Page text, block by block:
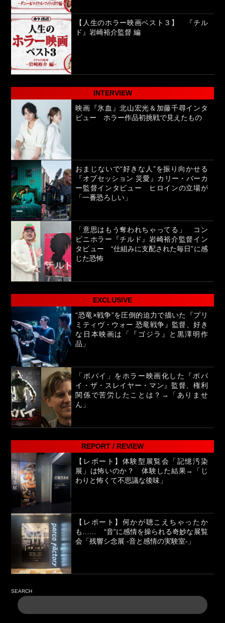
【人生のホラー映画ベスト３】 『チル
ド』岩崎裕介監督 編
INTERVIEW
映画『氷血』北山宏光＆加藤千尋インタ
ビュー ホラー作品初挑戦で見えたもの
おまじないで“好きな人”を振り向かせる
『オブセッション 災愛』カリー・バーカ
ー監督インタビュー ヒロインの立場が
「一番恐ろしい」
「意思はもう奪われちゃってる」 コン
ビニホラー『チルド』岩崎裕介監督イン
タビュー “仕組みに支配された毎日”に感
じた恐怖
EXCLUSIVE
“恐竜×戦争”を圧倒的迫力で描いた『プリ
ミティヴ・ウォー 恐竜戦争』監督、好き
な日本映画は「『ゴジラ』と黒澤明作
品」
「ポパイ」をホラー映画化した『ポパ
イ・ザ・スレイヤー・マン』監督、権利
関係で苦労したことは？→「ありませ
ん」
REPORT / REVIEW
【レポート】体験型展覧会「記憶汚染
展」は怖いのか？ 体験した結果→「じ
わりと怖くて不思議な後味」
【レポート】何かが聴こえちゃったか
も…… “音”に感情を操られる奇妙な展覧
会「残響シ念展 -⾳と感情の実験室-」
SEARCH